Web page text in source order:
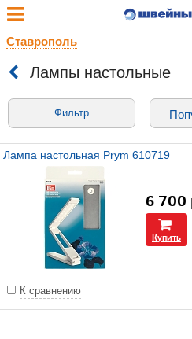
Ставрополь
Лампы настольные
Фильтр
Лампа настольная Prym 610719
6 700
Купить
К сравнению